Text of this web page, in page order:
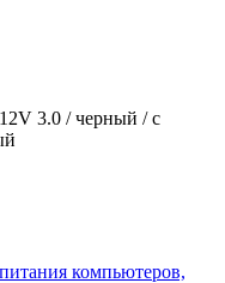
3.0 / черный / с
компьютеров,